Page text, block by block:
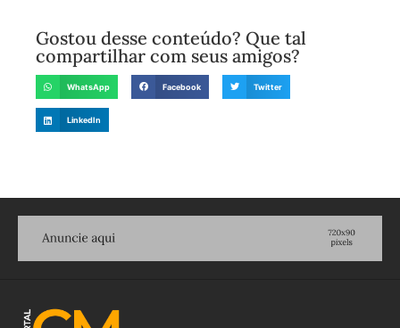
Gostou desse conteúdo? Que tal
compartilhar com seus amigos?
WhatsApp Facebook Twitter
LinkedIn